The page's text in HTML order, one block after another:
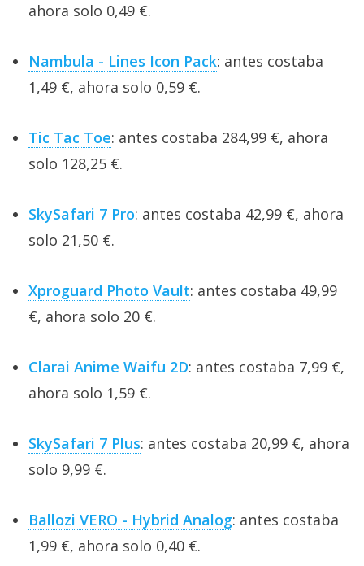
ahora solo 0,49 €.
Nambula - Lines Icon Pack: antes costaba
1,49 €, ahora solo 0,59 €.
Tic Tac Toe: antes costaba 284,99 €, ahora
solo 128,25 €.
SkySafari 7 Pro: antes costaba 42,99 €, ahora
solo 21,50 €.
Xproguard Photo Vault: antes costaba 49,99
€, ahora solo 20 €.
Clarai Anime Waifu 2D: antes costaba 7,99 €,
ahora solo 1,59 €.
SkySafari 7 Plus: antes costaba 20,99 €, ahora
solo 9,99 €.
Ballozi VERO - Hybrid Analog: antes costaba
1,99 €, ahora solo 0,40 €.